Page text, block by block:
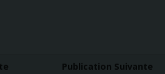
Publication Suivante